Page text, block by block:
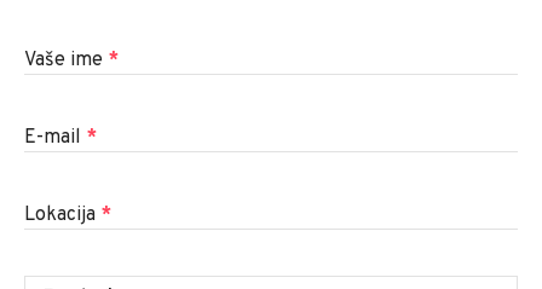
Vaše ime *
E-mail *
Lokacija *